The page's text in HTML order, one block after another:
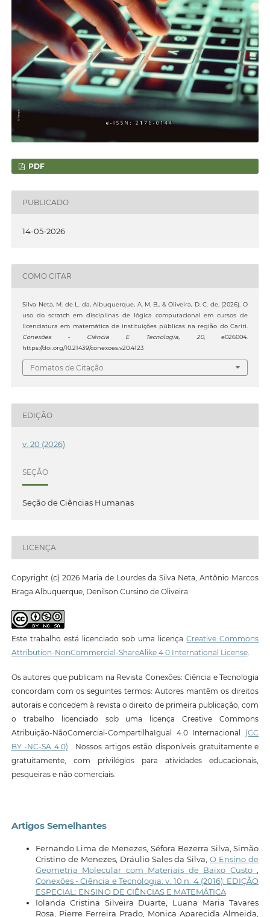
PDF
PUBLICADO
14-05-2026
COMO CITAR
Silva Neta, M. de L. da, Albuquerque, A. M. B., & Oliveira, D. C. de. (2026). O
uso do scratch em disciplinas de lógica computacional em cursos de
licenciatura em matemática de instituições públicas na região do Cariri.
Conexões - Ciência E Tecnologia, 20, e026004.
https://doi.org/10.21439/conexoes.v20.4123
Fomatos de Citação
EDIÇÃO
v. 20 (2026)
SEÇÃO
Seção de Ciências Humanas
LICENÇA
Copyright (c) 2026 Maria de Lourdes da Silva Neta, Antônio Marcos
Braga Albuquerque, Denilson Cursino de Oliveira
Este trabalho está licenciado sob uma licençaCreative Commons
Attribution-NonCommercial-ShareAlike 4.0 International License.
Os autores que publicam na Revista Conexões: Ciência e Tecnologia
concordam com os seguintes termos: Autores mantêm os direitos
autorais e concedem à revista o direito de primeira publicação, com
o trabalho licenciado sob uma licença Creative Commons
Atribuição-NãoComercial-CompartilhaIgual 4.0 Internacional (CC
BY -NC-SA 4.0) . Nossos artigos estão disponíveis gratuitamente e
gratuitamente, com privilégios para atividades educacionais,
pesqueiras e não comerciais.
Artigos Semelhantes
Fernando Lima de Menezes, Séfora Bezerra Silva, Simão
Cristino de Menezes, Dráulio Sales da Silva,O Ensino de
Geometria Molecular com Materiais de Baixo Custo
Conexões - Ciência e Tecnologia: v. 10 n. 4 (2016): EDIÇÃO
ESPECIAL: ENSINO DE CIÊNCIAS E MATEMÁTICA
Iolanda Cristina Silveira Duarte, Luana Maria Tavares
Rosa, Pierre Ferreira Prado, Monica Aparecida Almeida,